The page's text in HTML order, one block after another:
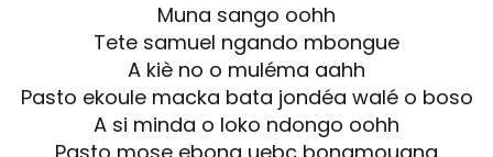
Muna sango oohh
Tete samuel ngando mbongue
A kiè no o muléma aahh
Pasto ekoule macka bata jondéa walé o boso
A si minda o loko ndongo oohh